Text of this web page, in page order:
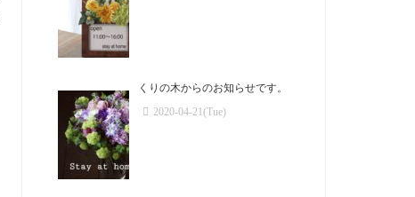
くりの木からのお知らせです。
2020-04-21(Tue)